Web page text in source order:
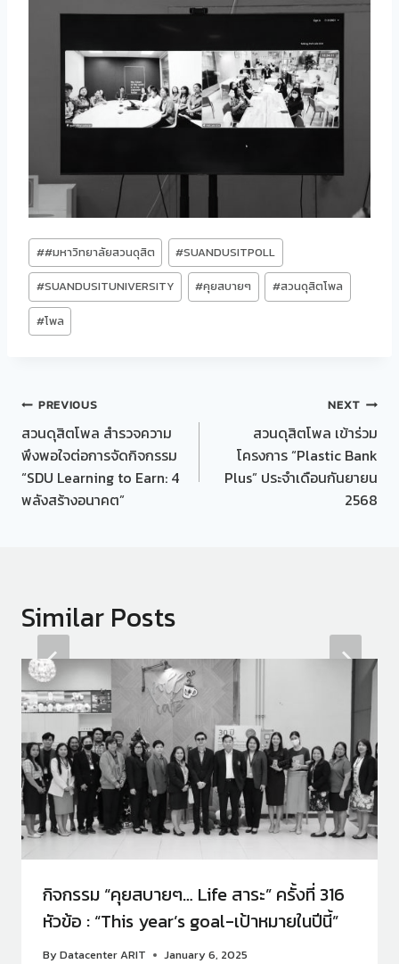
Post
Tags:
##มหาวิทยาลัยสวนดุสิต #SUANDUSITPOLL
#SUANDUSITUNIVERSITY #คุยสบายๆ #สวนดุสิตโพล
#โพล
Post
navigation
PREVIOUS
สวนดุสิตโพล สำรวจความ
พึงพอใจต่อการจัดกิจกรรม
“SDU Learning to Earn: 4
พลังสร้างอนาคต”
NEXT
สวนดุสิตโพล เข้าร่วม
โครงการ “Plastic Bank
Plus” ประจำเดือนกันยายน
2568
Similar Posts
กิจกรรม “คุยสบายๆ… Life สาระ” ครั้งที่ 316
หัวข้อ : “This year’s goal-เป้าหมายในปีนี้”
ByDatacenter ARIT January 6, 2025